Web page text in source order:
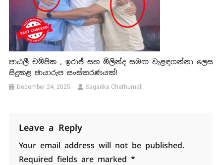
පාඨලී චම්පික , ඉරාජ් සහ මිලින්ද සමඟ වැළඳගන්නා ලෙස
සිදුකළ ඡායාරුප සංස්කරණයක්!
December 24, 2025 Sagarika Chathumali
Leave a Reply
Your email address will not be published.
Required fields are marked *